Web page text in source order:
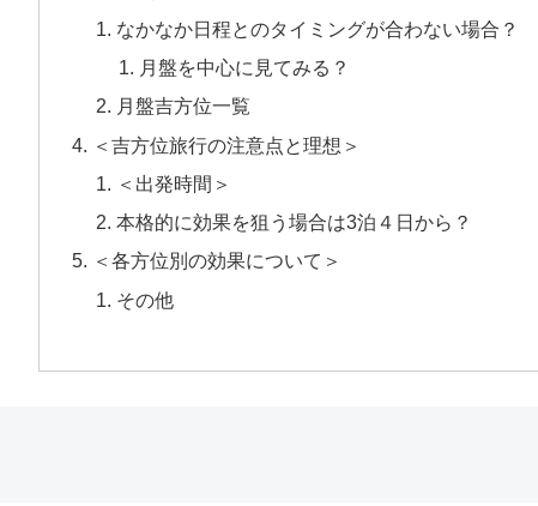
なかなか日程とのタイミングが合わない場合？
月盤を中心に見てみる？
月盤吉方位一覧
＜吉方位旅行の注意点と理想＞
＜出発時間＞
本格的に効果を狙う場合は3泊４日から？
＜各方位別の効果について＞
その他